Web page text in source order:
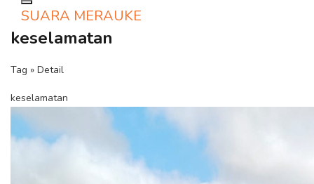
Toggle navigation
SUARA MERAUKE
keselamatan
Tag » Detail
keselamatan